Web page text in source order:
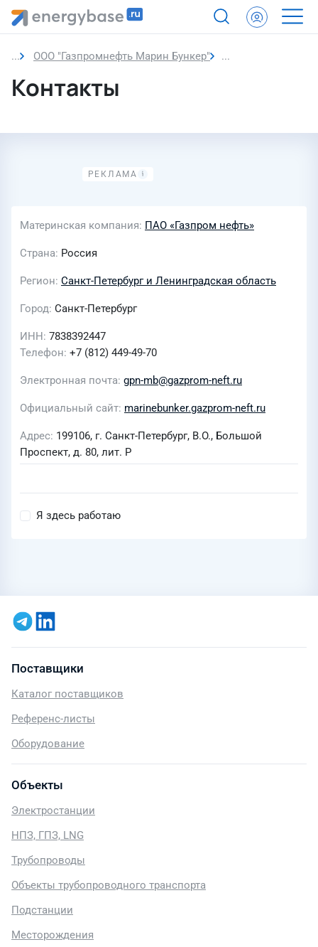
ООО "Газпромнефть Марин Бункер" Контакты
Контакты
Материнская компания ПАО «Газпром нефть»
Страна Россия
Регион Санкт-Петербург и Ленинградская область
Город Санкт-Петербург
ИНН 7838392447
Телефон +7 (812) 449-49-70
Электронная почта gpn-mb@gazprom-neft.ru
Официальный сайт marinebunker.gazprom-neft.ru
Адрес 199106, г. Санкт-Петербург, В.О., Большой
Проспект, д. 80, лит. Р
Я здесь работаю
Поставщики
Каталог поставщиков
Референс-листы
Оборудование
Объекты
Электростанции
НПЗ, ГПЗ, LNG
Трубопроводы
Объекты трубопроводного транспорта
Подстанции
Месторождения